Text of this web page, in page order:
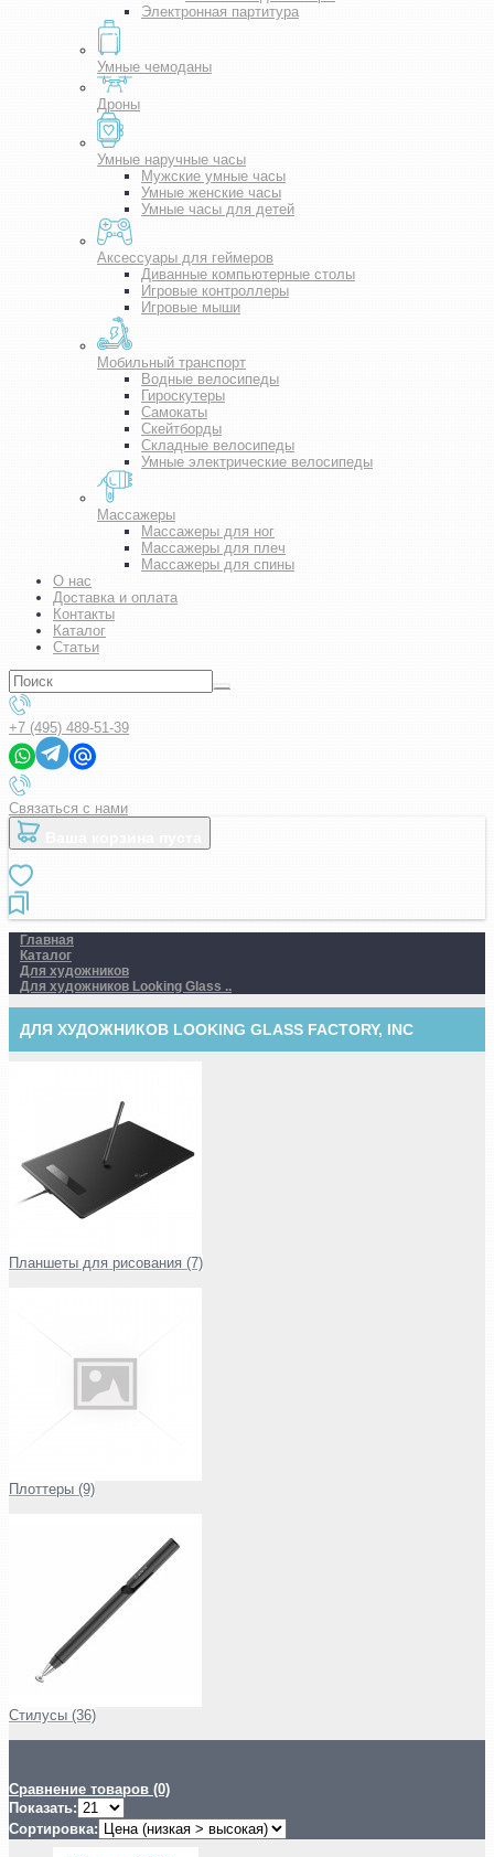
Электронная партитура
Умные чемоданы
Дроны
Умные наручные часы
Мужские умные часы
Умные женские часы
Умные часы для детей
Аксессуары для геймеров
Диванные компьютерные столы
Игровые контроллеры
Игровые мыши
Мобильный транспорт
Водные велосипеды
Гироскутеры
Самокаты
Скейтборды
Складные велосипеды
Умные электрические велосипеды
Массажеры
Массажеры для ног
Массажеры для плеч
Массажеры для спины
О нас
Доставка и оплата
Контакты
Каталог
Статьи
+7 (495) 489-51-39
Связаться с нами
Главная
Каталог
Для художников
Для художников Looking Glass ..
ДЛЯ ХУДОЖНИКОВ LOOKING GLASS FACTORY, INC
Планшеты для рисования (7)
Плоттеры (9)
Стилусы (36)
Сравнение товаров (0)
Показать:
Сортировка: